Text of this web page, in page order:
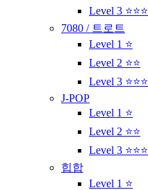
Level 3 ⭐⭐⭐
7080 / 트로트
Level 1 ⭐
Level 2 ⭐⭐
Level 3 ⭐⭐⭐
J-POP
Level 1 ⭐
Level 2 ⭐⭐
Level 3 ⭐⭐⭐
힙합
Level 1 ⭐